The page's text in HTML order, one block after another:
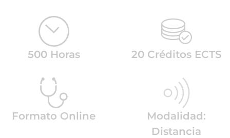
500 Horas 20 Créditos ECTS
Formato Online
Modalidad:
Distancia